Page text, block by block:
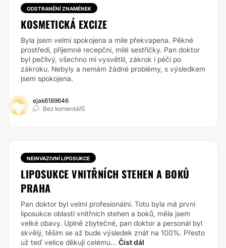
ODSTRANĚNÍ ZNAMÉNEK
KOSMETICKÁ EXCIZE
Byla jsem velmi spokojena a mile překvapena. Pěkné
prostředí, příjemné recepční, milé sestřičky. Pan doktor
byl pečlivý, všechno mi vysvětlil, zákrok i péči po
zákroku. Nebyly a nemám žádné problémy, s výsledkem
jsem spokojena.
ejak6189646
Bez komentářů
NEINVAZIVNÍ LIPOSUKCE
LIPOSUKCE VNITŘNÍCH STEHEN A BOKŮ
PRAHA
Pan doktor byl velmi profesionální. Toto byla má první
liposukce oblasti vnitřních stehen a boků, měla jsem
velké obavy. Uplně zbytečné, pan doktor a personál byl
skvělý, těším se až bude výsledek znát na 100%. Přesto
už teď velice děkuji celému... Číst dál